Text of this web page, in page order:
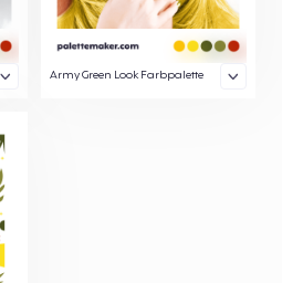
Army Green Look Farbpalette